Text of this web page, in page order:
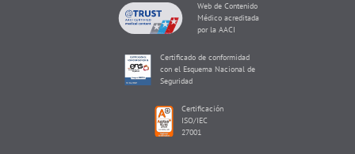
Web de Contenido
Médico acreditada
por la AACI
Certificado de conformidad
con el Esquema Nacional de
Seguridad
Certificación
ISO/IEC
27001